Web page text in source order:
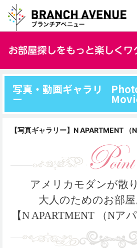
写真・動画ギャラリ
ー
【写真ギャラリー】N APARTMENT （
アメリカモダンが散
大人のためのお部屋
【N APARTMENT （Nア